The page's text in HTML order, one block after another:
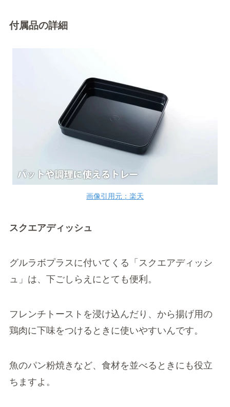
付属品の詳細
画像引用元：楽天
スクエアディッシュ
グルラボプラスに付いてくる「スクエアディッシ
ュ」は、下ごしらえにとても便利。
フレンチトーストを浸け込んだり、から揚げ用の
鶏肉に下味をつけるときに使いやすいんです。
魚のパン粉焼きなど、食材を並べるときにも役立
ちますよ。